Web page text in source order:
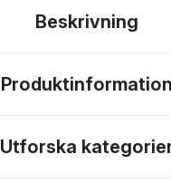
Beskrivning
Produktinformation
Utforska